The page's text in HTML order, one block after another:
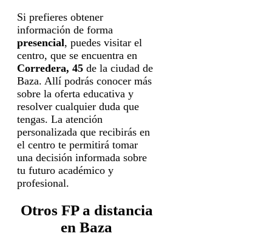
Si prefieres obtener
información de forma
presencial, puedes visitar el
centro, que se encuentra en
Corredera, 45 de la ciudad de
Baza. Allí podrás conocer más
sobre la oferta educativa y
resolver cualquier duda que
tengas. La atención
personalizada que recibirás en
el centro te permitirá tomar
una decisión informada sobre
tu futuro académico y
profesional.
Otros FP a distancia
en Baza